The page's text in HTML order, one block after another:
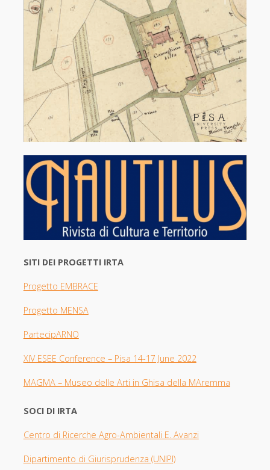
SITI DEI PROGETTI IRTA
Progetto EMBRACE
Progetto MENSA
PartecipARNO
XIV ESEE Conference – Pisa 14-17 June 2022
MAGMA – Museo delle Arti in Ghisa della MAremma
SOCI DI IRTA
Centro di Ricerche Agro-Ambientali E. Avanzi
Dipartimento di Giurisprudenza (UNIPI​)